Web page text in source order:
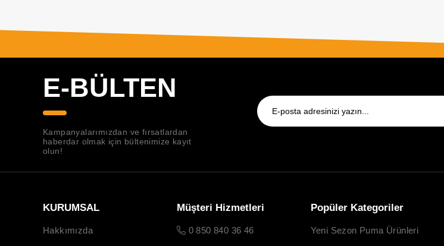
E-BÜLTEN
Kampanyalarımızdan ve fırsatlardan
haberdar olmak için bültenimize kayıt
olun!
KURUMSAL
Hakkımızda
Müşteri Hizmetleri
0 850 840 36 46
Popüler Kategoriler
Yeni Sezon Puma Ürünleri